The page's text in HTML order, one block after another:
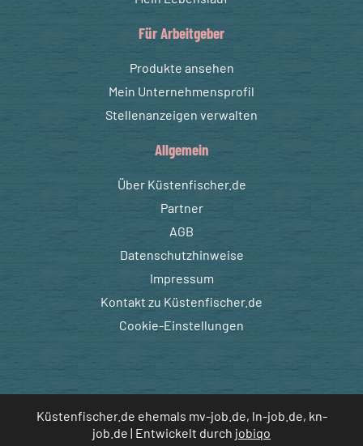
Für Arbeitgeber
Produkte ansehen
Mein Unternehmensprofil
Stellenanzeigen verwalten
Allgemein
Über Küstenfischer.de
Partner
AGB
Datenschutzhinweise
Impressum
Kontakt zu Küstenfischer.de
Cookie-Einstellungen
Küstenfischer.de ehemals mv-job.de, ln-job.de, kn-
job.de | Entwickelt durch jobiqo